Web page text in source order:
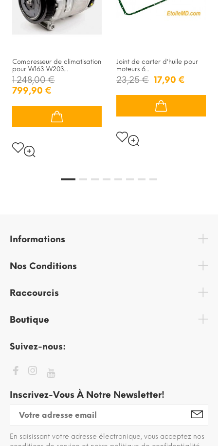
Compresseur de climatisation
pour W163 W203...
1 248,00 €
799,90 €
Joint de carter d'huile pour
moteurs 6...
23,25 € 17,90 €
Informations
Nos Conditions
Raccourcis
Boutique
Suivez-nous:
Inscrivez-Vous À Notre Newsletter!
En saisissant votre adresse électronique, vous acceptez nos